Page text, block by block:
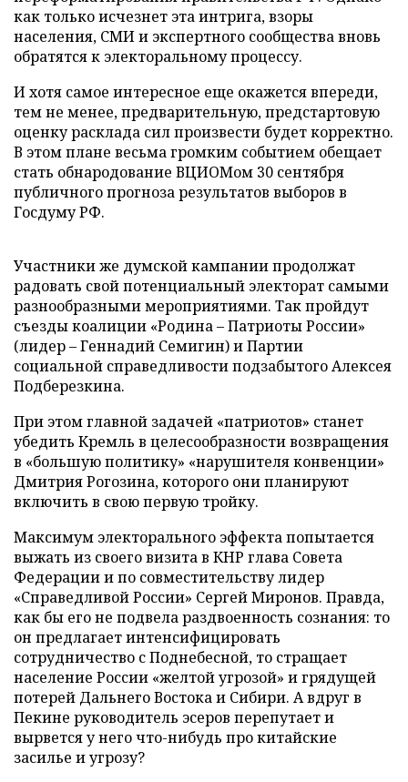
как только исчезнет эта интрига, взоры
населения, СМИ и экспертного сообщества вновь
обратятся к электоральному процессу.
И хотя самое интересное еще окажется впереди,
тем не менее, предварительную, предстартовую
оценку расклада сил произвести будет корректно.
В этом плане весьма громким событием обещает
стать обнародование ВЦИОМом 30 сентября
публичного прогноза результатов выборов в
Госдуму РФ.
Участники же думской кампании продолжат
радовать свой потенциальный электорат самыми
разнообразными мероприятиями. Так пройдут
съезды коалиции «Родина – Патриоты России»
(лидер – Геннадий Семигин) и Партии
социальной справедливости подзабытого Алексея
Подберезкина.
При этом главной задачей «патриотов» станет
убедить Кремль в целесообразности возвращения
в «большую политику» «нарушителя конвенции»
Дмитрия Рогозина, которого они планируют
включить в свою первую тройку.
Максимум электорального эффекта попытается
выжать из своего визита в КНР глава Совета
Федерации и по совместительству лидер
«Справедливой России» Сергей Миронов. Правда,
как бы его не подвела раздвоенность сознания: то
он предлагает интенсифицировать
сотрудничество с Поднебесной, то стращает
население России «желтой угрозой» и грядущей
потерей Дальнего Востока и Сибири. А вдруг в
Пекине руководитель эсеров перепутает и
вырвется у него что-нибудь про китайские
засилье и угрозу?